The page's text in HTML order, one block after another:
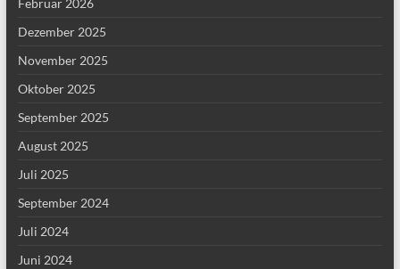
Februar 2026
Dezember 2025
November 2025
Oktober 2025
September 2025
August 2025
Juli 2025
September 2024
Juli 2024
Juni 2024